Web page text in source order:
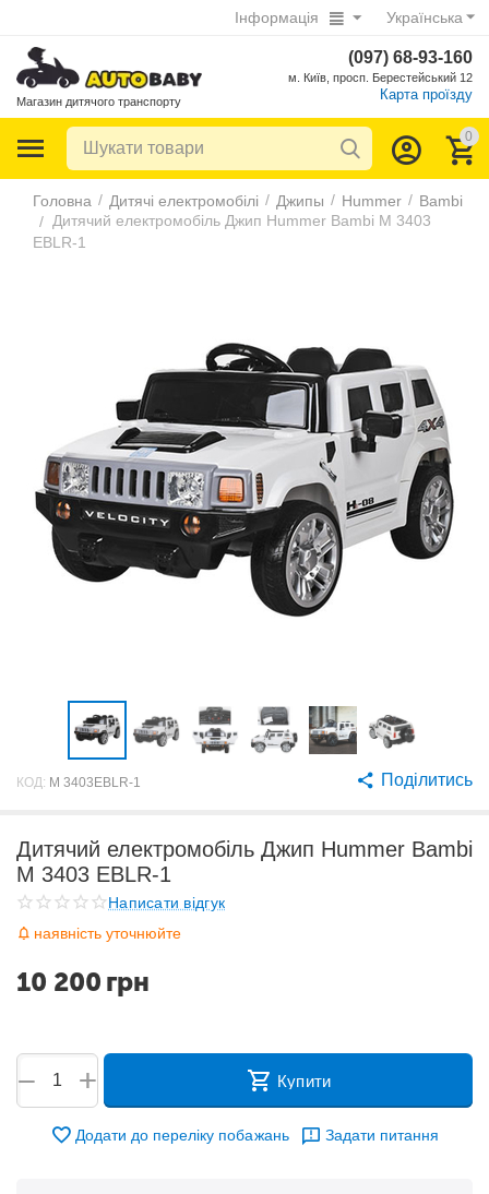
Українська
Інформація
Магазин дитячого транспорту
(097) 68-93-160
м. Київ, просп. Берестейський 12
Карта проїзду
0
Головна / Дитячі електромобілі / Джипы / Hummer / Bambi
/ Дитячий електромобіль Джип Hummer Bambi M 3403
EBLR-1
КОД: M 3403EBLR-1 Поділитись
Дитячий електромобіль Джип Hummer Bambi
M 3403 EBLR-1
Написати відгук
наявність уточнюйте
10 200 грн
+
− Купити
Додати до переліку побажань Задати питання